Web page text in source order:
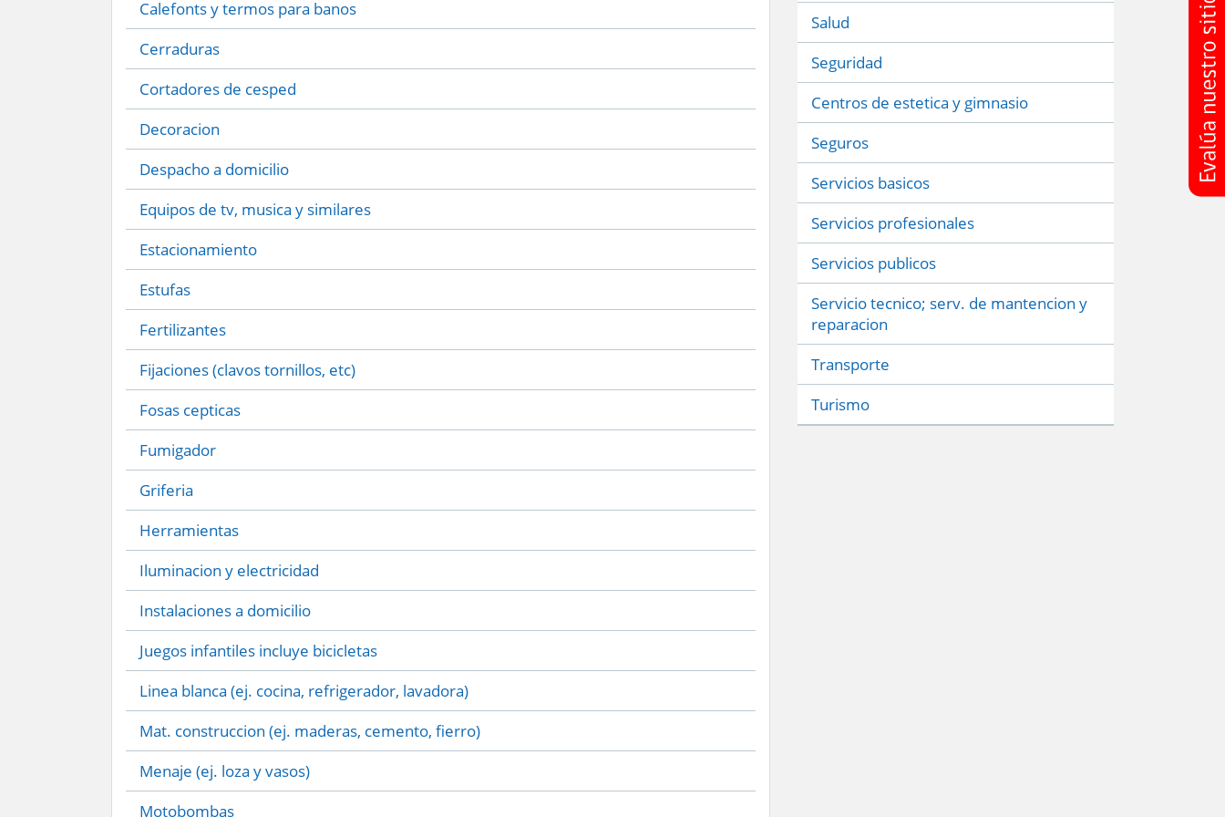
Calefonts y termos para banos
Cerraduras
Cortadores de cesped
Decoracion
Despacho a domicilio
Equipos de tv, musica y similares
Estacionamiento
Estufas
Fertilizantes
Fijaciones (clavos tornillos, etc)
Fosas cepticas
Fumigador
Griferia
Herramientas
Iluminacion y electricidad
Instalaciones a domicilio
Juegos infantiles incluye bicicletas
Linea blanca (ej. cocina, refrigerador, lavadora)
Mat. construccion (ej. maderas, cemento, fierro)
Menaje (ej. loza y vasos)
Motobombas
Salud
Seguridad
Centros de estetica y gimnasio
Seguros
Servicios basicos
Servicios profesionales
Servicios publicos
Servicio tecnico; serv. de mantencion y
reparacion
Transporte
Turismo